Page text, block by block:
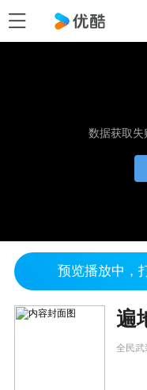
数据获取失
预览播放中，
遍
全民武